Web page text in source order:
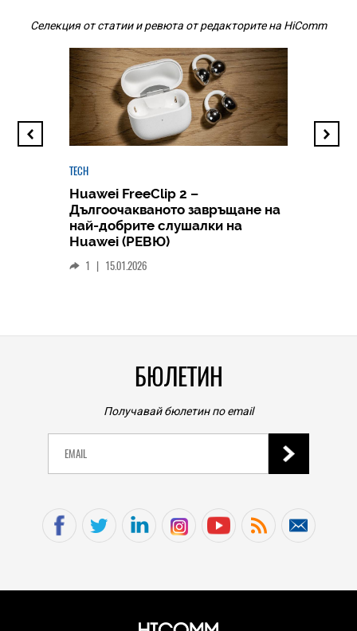
Селекция от статии и ревюта от редакторите на HiComm
TECH
Huawei FreeClip 2 –
Дългоочакваното завръщане на
най-добрите слушалки на
Huawei (РЕВЮ)
1 | 15.01.2026
БЮЛЕТИН
Получавай бюлетин по email